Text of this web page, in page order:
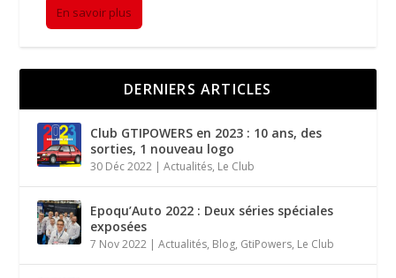
En savoir plus
DERNIERS ARTICLES
Club GTIPOWERS en 2023 : 10 ans, des
sorties, 1 nouveau logo
30 Déc 2022 |Actualités, Le Club
Epoqu’Auto 2022 : Deux séries spéciales
exposées
7 Nov 2022 |Actualités, Blog, GtiPowers, Le Club